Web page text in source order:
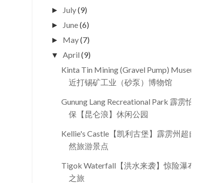
► July(9)
► June(6)
► May(7)
▼April(9)
Kinta Tin Mining (Gravel Pump) Museum
近打锡矿工业（砂泵）博物馆
Gunung Lang Recreational Park 霹雳怡
保【昆仑浪】休闲公园
Kellie's Castle【凯利古堡】霹雳州超自
然旅游景点
Tigok Waterfall【洪水来袭】惊险瀑布
之旅